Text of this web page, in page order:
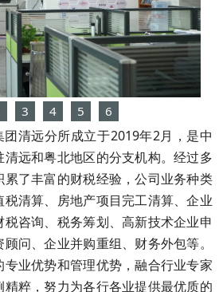
3 4 5 6
清远分所成立于2019年2月，是中
远和粤北地区的分支机构。经过多
了丰富的财税经验，公司业务种类
清算、房地产项目完工清算、企业
咨询、税务筹划、高新技术企业申
问、企业并购重组、财务外包等。
业优势和管理优势，融合行业专家
粹，努力为各行各业提供最优质的